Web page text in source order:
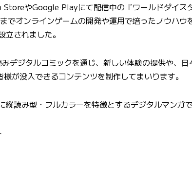
StoreやGoogle Playにて配信中の『ワールドダイス
でオンラインゲームの開発や運用で培ったノウハウ
されました。
デジタルコミックを通じ、新しい体験の提供や、
が没入できるコンテンツを制作してまいります。
読み型・フルカラーを特徴とするデジタルマンガで